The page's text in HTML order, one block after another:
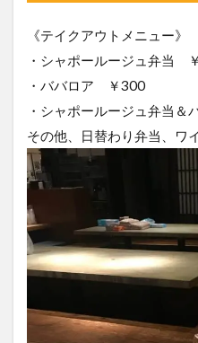
《テイクアウトメニュー》
・シャポールージュ弁当
・ババロア ￥300
・シャポールージュ弁当
その他、日替わり弁当、ワ